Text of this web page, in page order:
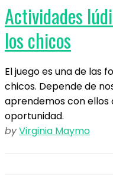
Actividades
los chicos
El juego es una de las
chicos. Depende de
aprendemos con ellos
oportunidad.
byVirginia Maymo